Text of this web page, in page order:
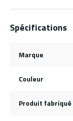
Spécifications
Marque
Couleur
Produit fabriqué